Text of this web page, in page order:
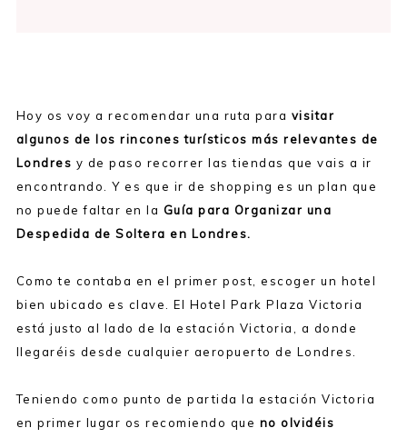
Hoy os voy a recomendar una ruta para visitar
algunos de los rincones turísticos más relevantes de
Londres y de paso recorrer las tiendas que vais a ir
encontrando. Y es que ir de shopping es un plan que
no puede faltar en la Guía para Organizar una
Despedida de Soltera en Londres.
Como te contaba en el primer post, escoger un hotel
bien ubicado es clave. El Hotel Park Plaza Victoria
está justo al lado de la estación Victoria, a donde
llegaréis desde cualquier aeropuerto de Londres.
Teniendo como punto de partida la estación Victoria
en primer lugar os recomiendo que no olvidéis